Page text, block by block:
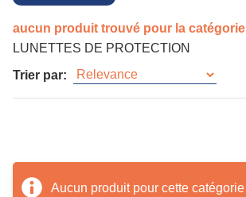
aucun produit trouvé pour la catégorie
LUNETTES DE PROTECTION
Trier par:
Aucun produit pour cette catégorie